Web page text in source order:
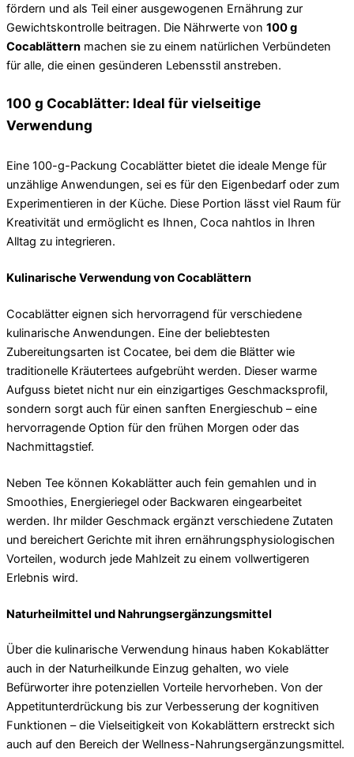
fördern und als Teil einer ausgewogenen Ernährung zur
Gewichtskontrolle beitragen. Die Nährwerte von 100 g
Cocablättern machen sie zu einem natürlichen Verbündeten
für alle, die einen gesünderen Lebensstil anstreben.
100 g Cocablätter: Ideal für vielseitige
Verwendung
Eine 100-g-Packung Cocablätter bietet die ideale Menge für
unzählige Anwendungen, sei es für den Eigenbedarf oder zum
Experimentieren in der Küche. Diese Portion lässt viel Raum für
Kreativität und ermöglicht es Ihnen, Coca nahtlos in Ihren
Alltag zu integrieren.
Kulinarische Verwendung von Cocablättern
Cocablätter eignen sich hervorragend für verschiedene
kulinarische Anwendungen. Eine der beliebtesten
Zubereitungsarten ist Cocatee, bei dem die Blätter wie
traditionelle Kräutertees aufgebrüht werden. Dieser warme
Aufguss bietet nicht nur ein einzigartiges Geschmacksprofil,
sondern sorgt auch für einen sanften Energieschub – eine
hervorragende Option für den frühen Morgen oder das
Nachmittagstief.
Neben Tee können Kokablätter auch fein gemahlen und in
Smoothies, Energieriegel oder Backwaren eingearbeitet
werden. Ihr milder Geschmack ergänzt verschiedene Zutaten
und bereichert Gerichte mit ihren ernährungsphysiologischen
Vorteilen, wodurch jede Mahlzeit zu einem vollwertigeren
Erlebnis wird.
Naturheilmittel und Nahrungsergänzungsmittel
Über die kulinarische Verwendung hinaus haben Kokablätter
auch in der Naturheilkunde Einzug gehalten, wo viele
Befürworter ihre potenziellen Vorteile hervorheben. Von der
Appetitunterdrückung bis zur Verbesserung der kognitiven
Funktionen – die Vielseitigkeit von Kokablättern erstreckt sich
auch auf den Bereich der Wellness-Nahrungsergänzungsmittel.